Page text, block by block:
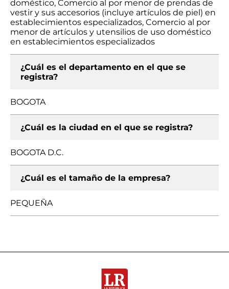
doméstico, Comercio al por menor de prendas de
vestir y sus accesorios (incluye artículos de piel) en
establecimientos especializados, Comercio al por
menor de artículos y utensilios de uso doméstico
en establecimientos especializados
¿Cuál es el departamento en el que se
registra?
BOGOTA
¿Cuál es la ciudad en el que se registra?
BOGOTA D.C.
¿Cuál es el tamaño de la empresa?
PEQUEÑA